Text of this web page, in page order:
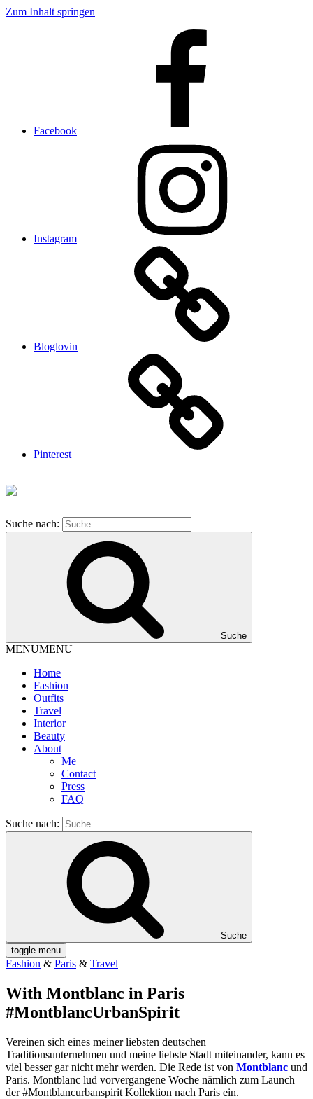
Zum Inhalt springen
Facebook
Instagram
Bloglovin
Pinterest
Suche nach:
Suche
MENUMENU
Home
Fashion
Outfits
Travel
Interior
Beauty
About
Me
Contact
Press
FAQ
Suche nach:
Suche
toggle menu
Fashion & Paris & Travel
With Montblanc in Paris
#MontblancUrbanSpirit
Vereinen sich eines meiner liebsten deutschen
Traditionsunternehmen und meine liebste Stadt miteinander, kann es
viel besser gar nicht mehr werden. Die Rede ist von Montblanc und
Paris. Montblanc lud vorvergangene Woche nämlich zum Launch
der #Montblancurbanspirit Kollektion nach Paris ein.